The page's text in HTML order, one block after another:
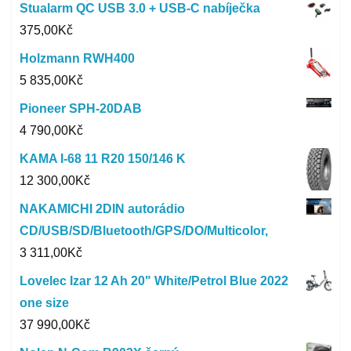
Stualarm QC USB 3.0 + USB-C nabíječka
375,00Kč
Holzmann RWH400
5 835,00Kč
Pioneer SPH-20DAB
4 790,00Kč
KAMA I-68 11 R20 150/146 K
12 300,00Kč
NAKAMICHI 2DIN autorádio
CD/USB/SD/Bluetooth/GPS/DO/Multicolor,
3 311,00Kč
Lovelec Izar 12 Ah 20" White/Petrol Blue 2022
one size
37 990,00Kč